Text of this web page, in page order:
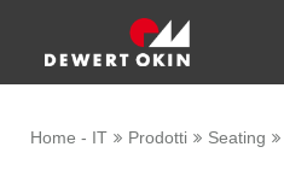
Home - IT Prodotti Seating